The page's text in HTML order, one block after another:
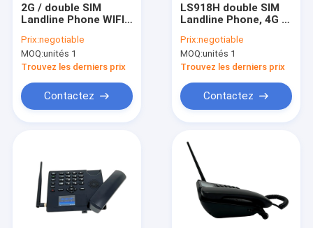
2G / double SIM
Landline Phone WIFI
WCDMA GSM de
3G/4G CAT4
Prix:negotiable
MOQ:unités 1
Trouvez les derniers prix
Contactez
LS918H double SIM
Landline Phone, 4G a
secours de batterie
de téléphone sans fil
Prix:negotiable
MOQ:unités 1
Trouvez les derniers prix
Contactez